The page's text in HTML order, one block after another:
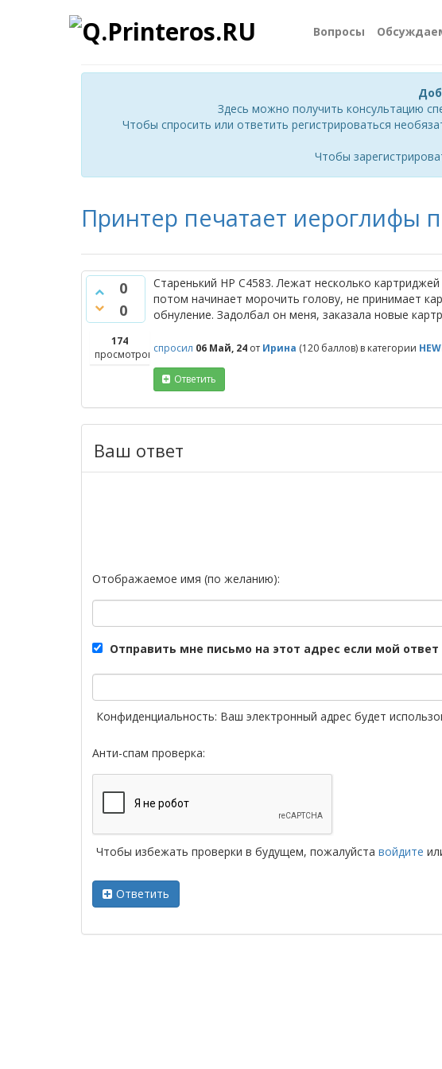
Вопросы
Здесь можно получить консультацию
Чтобы спросить или ответить регистрироваться
Чтобы
Принтер печатает иероглифы
0
0
174
просмотров
Старенький НР С4583. Лежат несколько
потом начинает морочить голову, не принимает
обнуление. Задолбал он меня, заказала новые
спросил 06 Май, 24 от Ирина (120 баллов) в категории
Ответить
Ваш ответ
Отображаемое имя (по желанию):
Отправить мне письмо на этот адрес если мой
Конфиденциальность: Ваш электронный адрес будет
Анти-спам проверка:
Чтобы избежать проверки в будущем, пожалуйста войдите
Ответить